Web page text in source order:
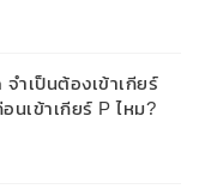
ำเป็นต้องเข้าเกียร์
นเข้าเกียร์ P ไหม?